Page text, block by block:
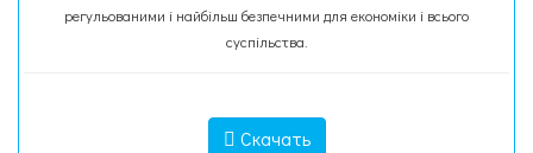
регульованими і найбільш безпечними для економіки і всього
суспільства.
Скачать